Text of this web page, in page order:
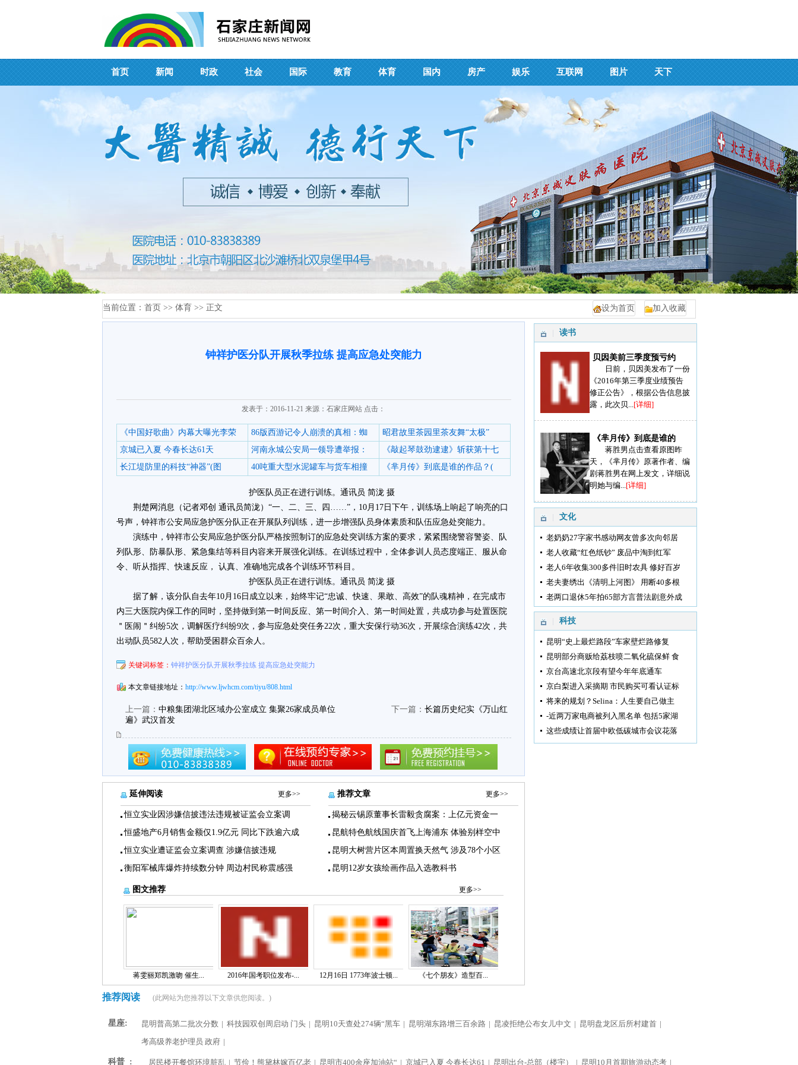
首页 新闻 时政 社会 国际 教育 体育 国内 房产 娱乐 互联网 图片 天下
当前位置： 首页 >> 体育 >> 正文 加入收藏
设为首页
钟祥护医分队开展秋季拉练 提高应急处突能力
发表于：2016-11-21 来源：石家庄网站 点击：
《中国好歌曲》内幕大曝光李荣 86版西游记令人崩溃的真相：蜘
昭君故里茶园里茶友舞“太极”
京城已入夏 今春长达61天
河南永城公安局一领导遭举报：
《敲起琴鼓劲逮逮》斩获第十七
长江堤防里的科技“神器”(图
40吨重大型水泥罐车与货车相撞 《芈月传》到底是谁的作品？(
护医队员正在进行训练。通讯员 简泷 摄
荆楚网消息（记者邓创 通讯员简泷）“一、二、三、四……”，10月17日下午，训练场上响起了响亮的口
号声，钟祥市公安局应急护医分队正在开展队列训练，进一步增强队员身体素质和队伍应急处突能力。
演练中，钟祥市公安局应急护医分队严格按照制订的应急处突训练方案的要求，紧紧围绕警容警姿、队
列队形、防暴队形、紧急集结等科目内容来开展强化训练。在训练过程中，全体参训人员态度端正、服从命
令、听从指挥、快速反应， 认真、准确地完成各个训练环节科目。
护医队员正在进行训练。通讯员 简泷 摄
据了解，该分队自去年10月16日成立以来，始终牢记“忠诚、快速、果敢、高效”的队魂精神，在完成市
内三大医院内保工作的同时，坚持做到第一时间反应、第一时间介入、第一时间处置，共成功参与处置医院
＂医闹＂纠纷5次，调解医疗纠纷9次，参与应急处突任务22次，重大安保行动36次，开展综合演练42次，共
出动队员582人次，帮助受困群众百余人。
关键词标签： 钟祥护医分队开展秋季拉练 提高应急处突能力
本文章链接地址： http://www.ljwhcm.com/tiyu/808.html
上一篇： 中粮集团湖北区域办公室成立 集聚26家成员单位 下一篇： 长篇历史纪实《万山红
遍》武汉首发
延伸阅读 更多>>
恒立实业因涉嫌信披违法违规被证监会立案调
恒盛地产6月销售金额仅1.9亿元 同比下跌逾六成
恒立实业遭证监会立案调查 涉嫌信披违规
衡阳军械库爆炸持续数分钟 周边村民称震感强
推荐文章 更多>>
揭秘云锡原董事长雷毅贪腐案：上亿元资金一
昆航特色航线国庆首飞上海浦东 体验别样空中
昆明大树营片区本周置换天然气 涉及78个小区
昆明12岁女孩绘画作品入选教科书
图文推荐 更多>>
蒋雯丽郑凯激吻 催生... 2016年国考职位发布-... 12月16日 1773年波士顿... 《七个朋友》造型百...
读书
贝因美前三季度预亏约
日前，贝因美发布了一份
《2016年第三季度业绩预告
修正公告》，根据公告信息披
露，此次贝...[详细]
《芈月传》到底是谁的
蒋胜男点击查看原图昨
天，《芈月传》原著作者、编
剧蒋胜男在网上发文，详细说
明她与编...[详细]
文化
老奶奶27字家书感动网友曾多次向邻居
老人收藏“红色纸钞” 废品中淘到红军
老人6年收集300多件旧时农具 修好百岁
老夫妻绣出《清明上河图》 用断40多根
老两口退休5年拍65部方言普法剧意外成
科技
昆明“史上最烂路段”车家壁烂路修复
昆明部分商贩给荔枝喷二氧化硫保鲜 食
京台高速北京段有望今年年底通车
京白梨进入采摘期 市民购买可看认证标
将来的规划？Selina：人生要自己做主
-近两万家电商被列入黑名单 包括5家湖
这些成绩让首届中欧低碳城市会议花落
推荐阅读 (此网站为您推荐以下文章供您阅读。)
星座: 昆明普高第二批次分数 | 科技园双创周启动 门头 | 昆明10天查处274辆“黑车 | 昆明湖东路增三百余路 | 昆凌拒绝公布女儿中文 | 昆明盘龙区后所村建首 |
考高级养老护理员 政府 |
科普 : 居民楼开餐馆环境脏乱 | 节俭！熊黛林嫁百亿老 | 昆明市400余座加油站“ | 京城已入夏 今春长达61 | 昆明出台-总部（楼宇） | 昆明10月首期旅游动态考 |